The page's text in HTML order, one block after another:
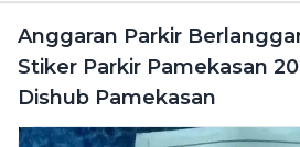
Anggaran Parkir
Stiker Parkir Pamekasan
Dishub Pamekasan